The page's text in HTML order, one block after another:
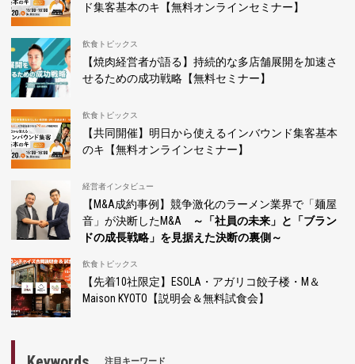
ド集客基本のキ【無料オンラインセミナー】
飲食トピックス
【焼肉経営者が語る】持続的な多店舗展開を加速さ
せるための成功戦略【無料セミナー】
飲食トピックス
【共同開催】明日から使えるインバウンド集客基本
のキ【無料オンラインセミナー】
経営者インタビュー
【M&A成約事例】競争激化のラーメン業界で「麺屋
音」が決断したM&A
～「社員の未来」と「ブラン
ドの成長戦略」を見据えた決断の裏側～
飲食トピックス
【先着10社限定】ESOLA・アガリコ餃子楼・M＆
Maison KYOTO【説明会＆無料試食会】
注目キーワード